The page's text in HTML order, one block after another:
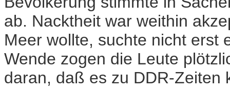
ab. Nacktheit war weithin
Meer wollte, suchte nicht erst
Wende zogen die Leute
daran, daß es zu DDR-Zeiten